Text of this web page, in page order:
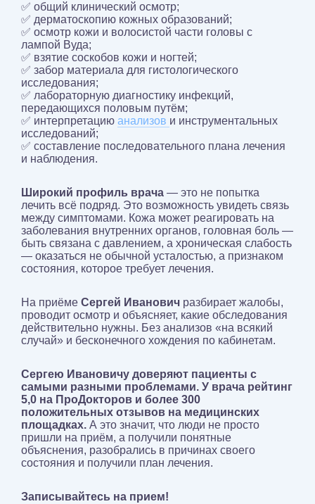
✅ общий клинический осмотр;
✅ дерматоскопию кожных образований;
✅ осмотр кожи и волосистой части головы с
лампой Вуда;
✅ взятие соскобов кожи и ногтей;
✅ забор материала для гистологического
исследования;
✅ лабораторную диагностику инфекций,
передающихся половым путём;
✅ интерпретацию анализов и инструментальных
исследований;
✅ составление последовательного плана лечения
и наблюдения.
Широкий профиль врача — это не попытка
лечить всё подряд. Это возможность увидеть связь
между симптомами. Кожа может реагировать на
заболевания внутренних органов, головная боль —
быть связана с давлением, а хроническая слабость
— оказаться не обычной усталостью, а признаком
состояния, которое требует лечения.
На приёме Сергей Иванович разбирает жалобы,
проводит осмотр и объясняет, какие обследования
действительно нужны. Без анализов «на всякий
случай» и бесконечного хождения по кабинетам.
Сергею Ивановичу доверяют пациенты с
самыми разными проблемами. У врача рейтинг
5,0 на ПроДокторов и более 300
положительных отзывов на медицинских
площадках. А это значит, что люди не просто
пришли на приём, а получили понятные
объяснения, разобрались в причинах своего
состояния и получили план лечения.
Записывайтесь на прием!